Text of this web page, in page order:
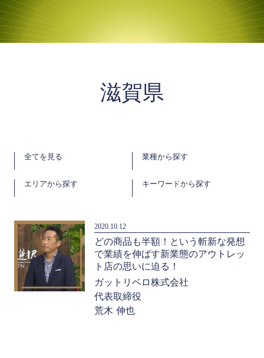
滋賀県
全てを見る 業種から探す
エリアから探す キーワードから探す
2020.10.12
どの商品も半額！という斬新な発想
で業績を伸ばす新業態のアウトレッ
ト店の思いに迫る！
ガットリベロ株式会社
代表取締役
荒木 伸也